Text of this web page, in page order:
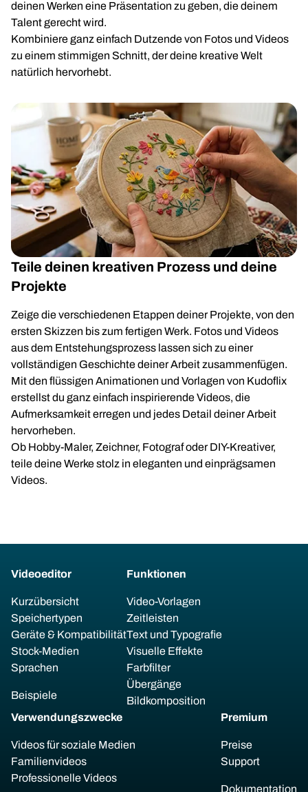
deinen Werken eine Präsentation zu geben, die deinem
Talent gerecht wird.
Kombiniere ganz einfach Dutzende von Fotos und Videos
zu einem stimmigen Schnitt, der deine kreative Welt
natürlich hervorhebt.
Teile deinen kreativen Prozess und deine
Projekte
Zeige die verschiedenen Etappen deiner Projekte, von den
ersten Skizzen bis zum fertigen Werk. Fotos und Videos
aus dem Entstehungsprozess lassen sich zu einer
vollständigen Geschichte deiner Arbeit zusammenfügen.
Mit den flüssigen Animationen und Vorlagen von Kudoflix
erstellst du ganz einfach inspirierende Videos, die
Aufmerksamkeit erregen und jedes Detail deiner Arbeit
hervorheben.
Ob Hobby-Maler, Zeichner, Fotograf oder DIY-Kreativer,
teile deine Werke stolz in eleganten und einprägsamen
Videos.
Videoeditor
Kurzübersicht
Speichertypen
Geräte & Kompatibilität
Stock-Medien
Sprachen
Beispiele
Funktionen
Video-Vorlagen
Zeitleisten
Text und Typografie
Visuelle Effekte
Farbfilter
Übergänge
Bildkomposition
Verwendungszwecke
Videos für soziale Medien
Familienvideos
Professionelle Videos
Premium
Preise
Support
Dokumentation